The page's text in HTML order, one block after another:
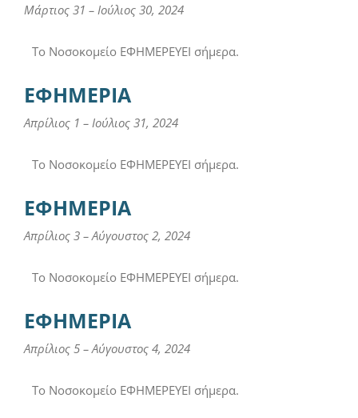
Μάρτιος 31 – Ιούλιος 30, 2024
Το Νοσοκομείο ΕΦΗΜΕΡΕΥΕΙ σήμερα.
ΕΦΗΜΕΡΙΑ
Απρίλιος 1 – Ιούλιος 31, 2024
Το Νοσοκομείο ΕΦΗΜΕΡΕΥΕΙ σήμερα.
ΕΦΗΜΕΡΙΑ
Απρίλιος 3 – Αύγουστος 2, 2024
Το Νοσοκομείο ΕΦΗΜΕΡΕΥΕΙ σήμερα.
ΕΦΗΜΕΡΙΑ
Απρίλιος 5 – Αύγουστος 4, 2024
Το Νοσοκομείο ΕΦΗΜΕΡΕΥΕΙ σήμερα.